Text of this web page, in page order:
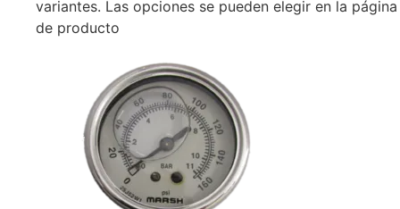
variantes. Las opciones se pueden elegir en la página
de producto